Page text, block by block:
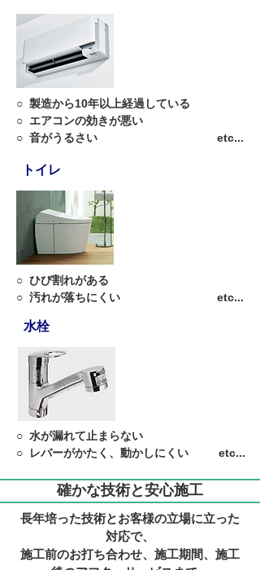
○ 製造から10年以上経過している
○ エアコンの効きが悪い
○ 音がうるさい etc...
トイレ
○ ひび割れがある
○ 汚れが落ちにくい etc...
水栓
○ 水が漏れて止まらない
○
レバーがかたく、動かしにくい etc...
確かな技術と安心施工
長年培った技術とお客様の立場に立った
対応で、
施工前のお打ち合わせ、施工期間、施工